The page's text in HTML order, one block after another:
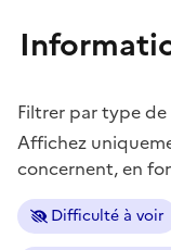
Filtrer par type
Affichez
concernent, en
Difficulté à voir